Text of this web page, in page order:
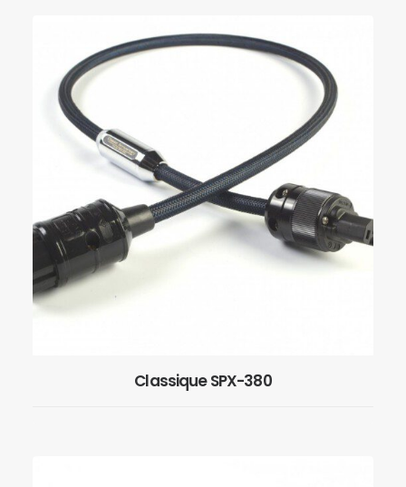
EN SAVOIR PLUS
Classique SPX-380